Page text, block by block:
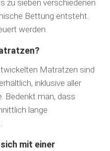
zu sieben verschiedenen
Bettung entsteht.
werden.
Matratzen sind
inklusive aller
Bedenkt man, dass
lange
mit einer